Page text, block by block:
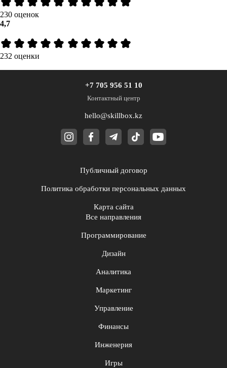
230 оценок
4,7
232 оценки
+7 705 956 51 10
Контактный центр
hello@skillbox.kz
Публичный договор
Политика обработки персональных данных
Карта сайта
Все направления
Программирование
Дизайн
Аналитика
Маркетинг
Управление
Финансы
Инженерия
Игры